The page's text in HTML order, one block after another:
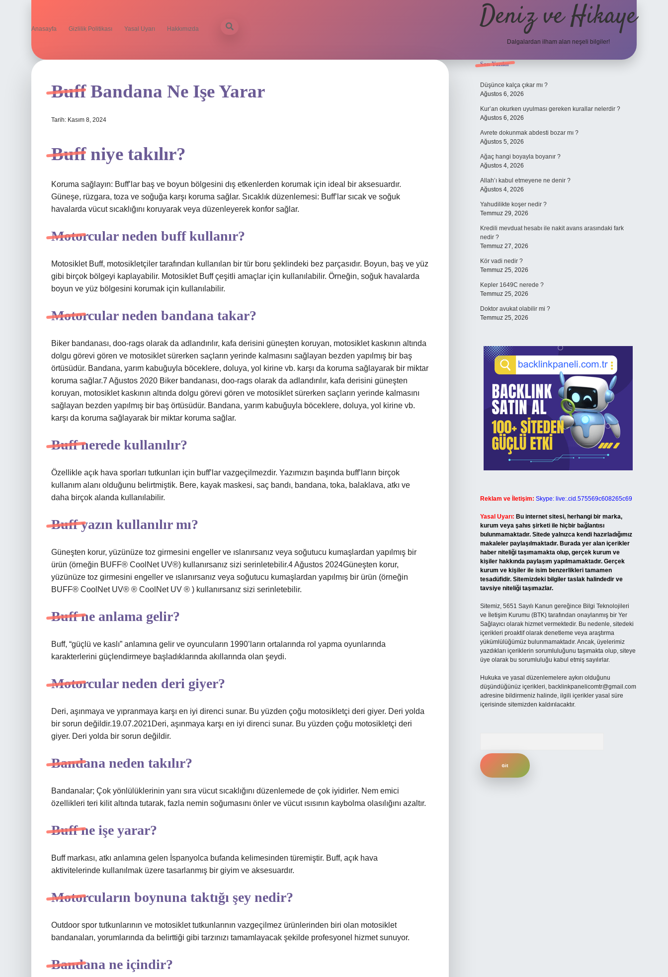
Anasayfa Gizlilik Politikası Yasal Uyarı Hakkımızda Deniz ve Hikaye
Dalgalardan ilham alan neşeli bilgiler!
Buff Bandana Ne Işe Yarar
Tarih: Kasım 8, 2024
Buff niye takılır?
Koruma sağlayın: Buff’lar baş ve boyun bölgesini dış etkenlerden korumak için ideal bir aksesuardır.
Güneşe, rüzgara, toza ve soğuğa karşı koruma sağlar. Sıcaklık düzenlemesi: Buff’lar sıcak ve soğuk
havalarda vücut sıcaklığını koruyarak veya düzenleyerek konfor sağlar.
Motorcular neden buff kullanır?
Motosiklet Buff, motosikletçiler tarafından kullanılan bir tür boru şeklindeki bez parçasıdır. Boyun, baş ve yüz
gibi birçok bölgeyi kaplayabilir. Motosiklet Buff çeşitli amaçlar için kullanılabilir. Örneğin, soğuk havalarda
boyun ve yüz bölgesini korumak için kullanılabilir.
Motorcular neden bandana takar?
Biker bandanası, doo-rags olarak da adlandırılır, kafa derisini güneşten koruyan, motosiklet kaskının altında
dolgu görevi gören ve motosiklet sürerken saçların yerinde kalmasını sağlayan bezden yapılmış bir baş
örtüsüdür. Bandana, yarım kabuğuyla böceklere, doluya, yol kirine vb. karşı da koruma sağlayarak bir miktar
koruma sağlar.7 Ağustos 2020 Biker bandanası, doo-rags olarak da adlandırılır, kafa derisini güneşten
koruyan, motosiklet kaskının altında dolgu görevi gören ve motosiklet sürerken saçların yerinde kalmasını
sağlayan bezden yapılmış bir baş örtüsüdür. Bandana, yarım kabuğuyla böceklere, doluya, yol kirine vb.
karşı da koruma sağlayarak bir miktar koruma sağlar.
Buff nerede kullanılır?
Özellikle açık hava sporları tutkunları için buff’lar vazgeçilmezdir. Yazımızın başında buff’ların birçok
kullanım alanı olduğunu belirtmiştik. Bere, kayak maskesi, saç bandı, bandana, toka, balaklava, atkı ve
daha birçok alanda kullanılabilir.
Buff yazın kullanılır mı?
Güneşten korur, yüzünüze toz girmesini engeller ve ıslanırsanız veya soğutucu kumaşlardan yapılmış bir
ürün (örneğin BUFF® CoolNet UV®) kullanırsanız sizi serinletebilir.4 Ağustos 2024Güneşten korur,
yüzünüze toz girmesini engeller ve ıslanırsanız veya soğutucu kumaşlardan yapılmış bir ürün (örneğin
BUFF® CoolNet UV® ® CoolNet UV ® ) kullanırsanız sizi serinletebilir.
Buff ne anlama gelir?
Buff, “güçlü ve kaslı” anlamına gelir ve oyuncuların 1990’ların ortalarında rol yapma oyunlarında
karakterlerini güçlendirmeye başladıklarında akıllarında olan şeydi.
Motorcular neden deri giyer?
Deri, aşınmaya ve yıpranmaya karşı en iyi direnci sunar. Bu yüzden çoğu motosikletçi deri giyer. Deri yolda
bir sorun değildir.19.07.2021Deri, aşınmaya karşı en iyi direnci sunar. Bu yüzden çoğu motosikletçi deri
giyer. Deri yolda bir sorun değildir.
Bandana neden takılır?
Bandanalar; Çok yönlülüklerinin yanı sıra vücut sıcaklığını düzenlemede de çok iyidirler. Nem emici
özellikleri teri kilit altında tutarak, fazla nemin soğumasını önler ve vücut ısısının kaybolma olasılığını azaltır.
Buff ne işe yarar?
Buff markası, atkı anlamına gelen İspanyolca bufanda kelimesinden türemiştir. Buff, açık hava
aktivitelerinde kullanılmak üzere tasarlanmış bir giyim ve aksesuardır.
Motorcuların boynuna taktığı şey nedir?
Outdoor spor tutkunlarının ve motosiklet tutkunlarının vazgeçilmez ürünlerinden biri olan motosiklet
bandanaları, yorumlarında da belirttiği gibi tarzınızı tamamlayacak şekilde profesyonel hizmet sunuyor.
Bandana ne içindir?
Sidebar
Son Yazılar
Düşünce kalça çıkar mı ?
Ağustos 6, 2026
Kur’an okurken uyulması gereken kurallar nelerdir ?
Ağustos 6, 2026
Avrete dokunmak abdesti bozar mı ?
Ağustos 5, 2026
Ağaç hangi boyayla boyanır ?
Ağustos 4, 2026
Allah’ı kabul etmeyene ne denir ?
Ağustos 4, 2026
Yahudilikte koşer nedir ?
Temmuz 29, 2026
Kredili mevduat hesabı ile nakit avans arasındaki fark
nedir ?
Temmuz 27, 2026
Kör vadi nedir ?
Temmuz 25, 2026
Kepler 1649C nerede ?
Temmuz 25, 2026
Doktor avukat olabilir mi ?
Temmuz 25, 2026
Reklam ve İletişim: Skype: live:.cid.575569c608265c69
Yasal Uyarı: Bu internet sitesi, herhangi bir marka,
kurum veya şahıs şirketi ile hiçbir bağlantısı
bulunmamaktadır. Sitede yalnızca kendi hazırladığımız
makaleler paylaşılmaktadır. Burada yer alan içerikler
haber niteliği taşımamakta olup, gerçek kurum ve
kişiler hakkında paylaşım yapılmamaktadır. Gerçek
kurum ve kişiler ile isim benzerlikleri tamamen
tesadüfidir. Sitemizdeki bilgiler taslak halindedir ve
tavsiye niteliği taşımazlar.
Sitemiz, 5651 Sayılı Kanun gereğince Bilgi Teknolojileri
ve İletişim Kurumu (BTK) tarafından onaylanmış bir Yer
Sağlayıcı olarak hizmet vermektedir. Bu nedenle, sitedeki
içerikleri proaktif olarak denetleme veya araştırma
yükümlülüğümüz bulunmamaktadır. Ancak, üyelerimiz
yazdıkları içeriklerin sorumluluğunu taşımakta olup, siteye
üye olarak bu sorumluluğu kabul etmiş sayılırlar.
Hukuka ve yasal düzenlemelere aykırı olduğunu
düşündüğünüz içerikleri, backlinkpanelicomtr@gmail.com
adresine bildirmeniz halinde, ilgili içerikler yasal süre
içerisinde sitemizden kaldırılacaktır.
ilbet yeni girişilbet yeni giriş